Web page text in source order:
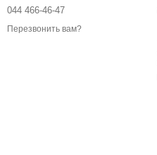
044 466-46-47
Перезвонить вам?